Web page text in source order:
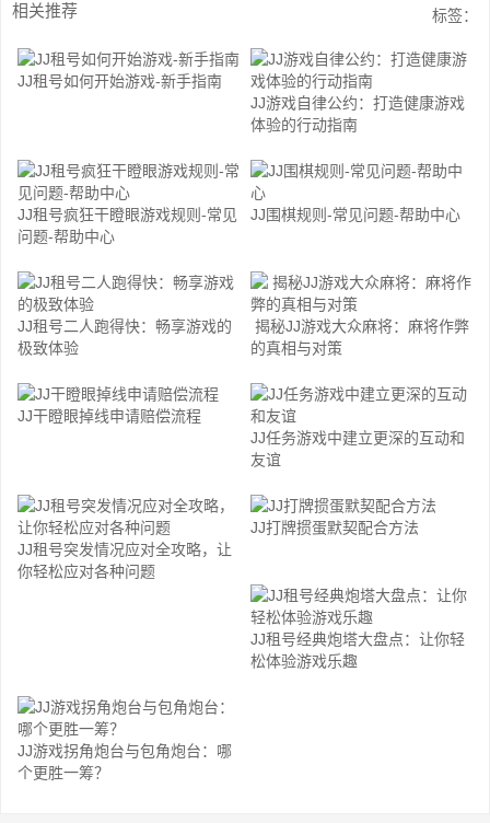
相关推荐 标签：
JJ租号如何开始游戏-新手指南
JJ游戏自律公约：打造健康游戏
体验的行动指南
JJ租号疯狂干瞪眼游戏规则-常见
问题-帮助中心
JJ围棋规则-常见问题-帮助中心
JJ租号二人跑得快：畅享游戏的
极致体验
揭秘JJ游戏大众麻将：麻将作弊
的真相与对策
JJ干瞪眼掉线申请赔偿流程
JJ任务游戏中建立更深的互动和
友谊
JJ租号突发情况应对全攻略，让
你轻松应对各种问题
JJ打牌掼蛋默契配合方法
JJ租号经典炮塔大盘点：让你轻
松体验游戏乐趣
JJ游戏拐角炮台与包角炮台：哪
个更胜一筹？